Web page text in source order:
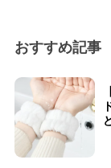
おすすめ記事